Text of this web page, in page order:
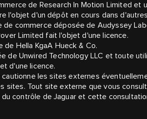
de Research In Motion Limited et
l'objet d'un dépôt en cours dans
commerce déposée de Audyssey
Limited fait l'objet d'une licence.
Hella KgaA Hueck & Co.
de Unwired Technology LLC et toute
d'une licence.
cautionne les sites externes
sites. Tout site externe que vous
contrôle de Jaguar et cette